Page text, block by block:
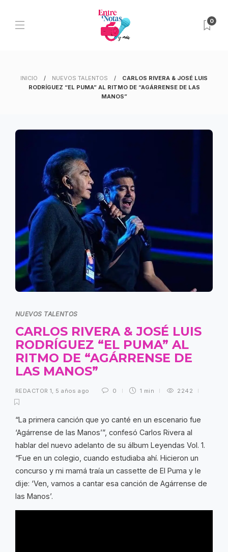
0
INICIO NUEVOS TALENTOS
CARLOS RIVERA & JOSÉ LUIS
RODRÍGUEZ “EL PUMA” AL RITMO DE “AGÁRRENSE DE LAS
MANOS”
NUEVOS TALENTOS
CARLOS RIVERA & JOSÉ LUIS
RODRÍGUEZ “EL PUMA” AL
RITMO DE “AGÁRRENSE DE
LAS MANOS”
REDACTOR 1, 5 años ago 0 1 min 2242
“La primera canción que yo canté en un escenario fue
‘Agárrense de las Manos’”, confesó Carlos Rivera al
hablar del nuevo adelanto de su álbum Leyendas Vol. 1.
“Fue en un colegio, cuando estudiaba ahí. Hicieron un
concurso y mi mamá traía un cassette de El Puma y le
dije: ‘Ven, vamos a cantar esa canción de Agárrense de
las Manos’.